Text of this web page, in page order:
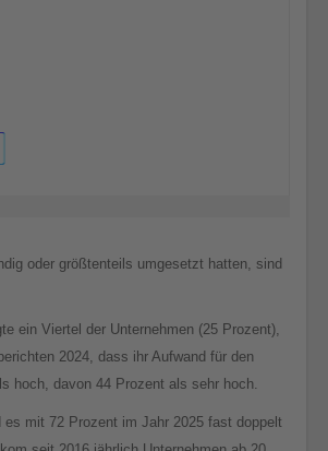
oder größtenteils umgesetzt hatten, sind
ein Viertel der Unternehmen (25 Prozent),
2024, dass ihr Aufwand für den
hoch, davon 44 Prozent als sehr hoch.
mit 72 Prozent im Jahr 2025 fast doppelt